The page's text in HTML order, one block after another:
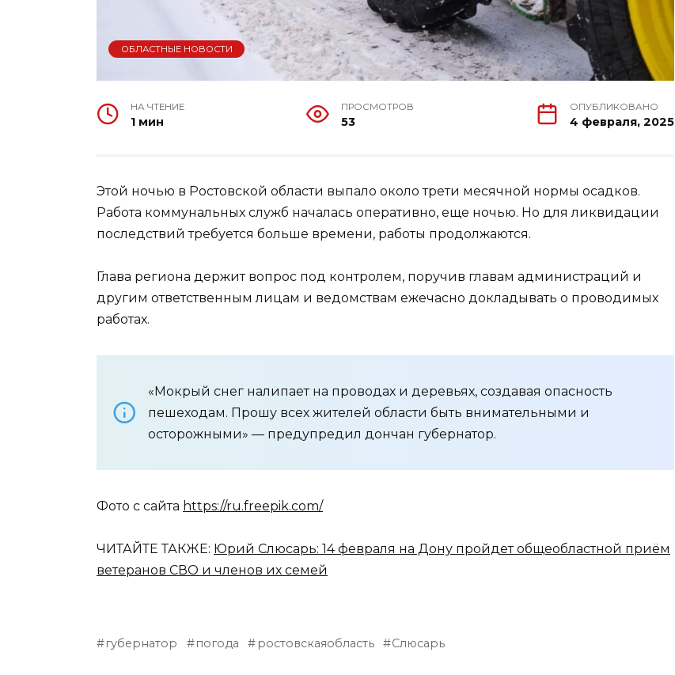
ОБЛАСТНЫЕ НОВОСТИ
НА ЧТЕНИЕ
1 мин
ПРОСМОТРОВ
53
ОПУБЛИКОВАНО
4 февраля, 2025
Этой ночью в Ростовской области выпало около трети месячной нормы осадков.
Работа коммунальных служб началась оперативно, еще ночью. Но для ликвидации
последствий требуется больше времени, работы продолжаются.
Глава региона держит вопрос под контролем, поручив главам администраций и
другим ответственным лицам и ведомствам ежечасно докладывать о проводимых
работах.
«Мокрый снег налипает на проводах и деревьях, создавая опасность
пешеходам. Прошу всех жителей области быть внимательными и
осторожными» — предупредил дончан губернатор.
Фото с сайта https://ru.freepik.com/
ЧИТАЙТЕ ТАКЖЕ: Юрий Слюсарь: 14 февраля на Дону пройдет общеобластной приём
ветеранов СВО и членов их семей
губернатор погода ростовскаяобласть Слюсарь